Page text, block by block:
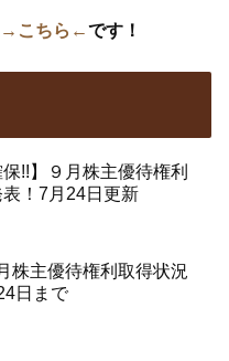
→こちら←です！
保!!】９月株主優待権利
！7月24日更新
株主優待権利取得状況
日まで